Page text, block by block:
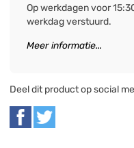
Op werkdagen voor
werkdag verstuurd.
Meer informatie...
Deel dit product op social